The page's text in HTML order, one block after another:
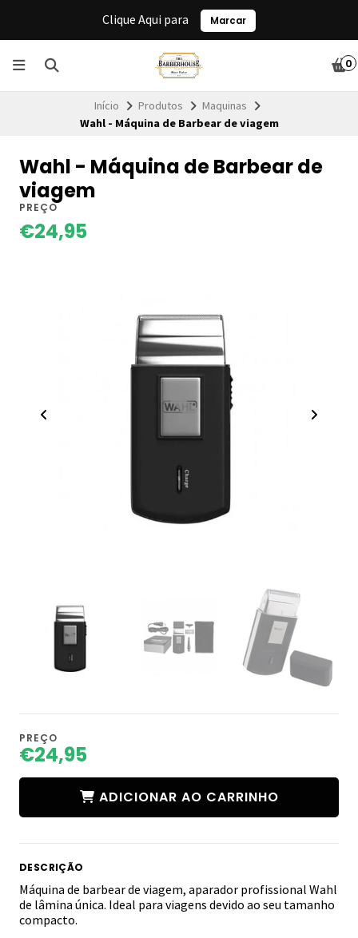
Clique Aqui para Marcar
0
Início Produtos
Maquinas
Wahl - Máquina de Barbear de viagem
Wahl - Máquina de Barbear de
viagem
PREÇO
€24,95
PREÇO
€24,95
ADICIONAR AO CARRINHO
DESCRIÇÃO
Máquina de barbear de viagem, aparador profissional Wahl
de lâmina única. Ideal para viagens devido ao seu tamanho
compacto.